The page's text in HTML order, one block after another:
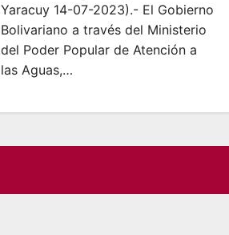
Yaracuy 14-07-2023).- El Gobierno
Bolivariano a través del Ministerio
del Poder Popular de Atención a
las Aguas,…